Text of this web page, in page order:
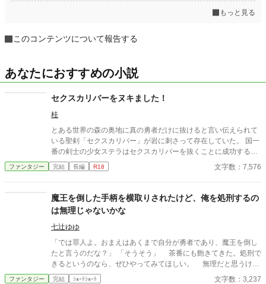
もっと見る
このコンテンツについて報告する
あなたにおすすめの小説
セクスカリバーをヌキました！
桂
とある世界の森の奥地に真の勇者だけに抜けると言い伝えられて
いる聖剣「セクスカリバー」が岩に刺さって存在していた。 国一
番の剣士の少女ステラはセクスカリバーを抜くことに成功する
が、セクスカリバーはステラの膣を鞘代わりにして収まってしま
う。 ステラはセクスカリバーを抜けないまま武闘会に出場し
ファンタジー 完結 長編 R18 文字数：7,576
魔王を倒した手柄を横取りされたけど、俺を処刑するの
は無理じゃないかな
七辻ゆゆ
「では罪人よ。おまえはあくまで自分が勇者であり、魔王を倒し
たと言うのだな？」 「そうそう」 茶番にも飽きてきた。処刑で
きるというのなら、ぜひやってみてほしい。 無理だと思うけ
ど。
ファンタジー 完結 ｼｮｰﾄｼｮｰﾄ 文字数：3,237